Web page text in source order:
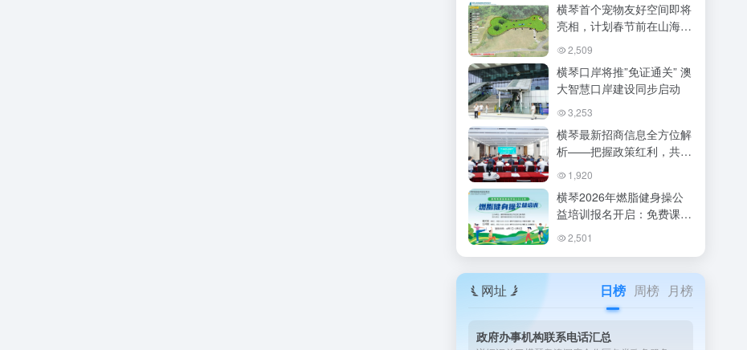
横琴首个宠物友好空间即将
亮相，计划春节前在山海驿
站建成
2,509
横琴口岸将推”免证通关” 澳
大智慧口岸建设同步启动
3,253
横琴最新招商信息全方位解
析——把握政策红利，共创
湾区未来
1,920
横琴2026年燃脂健身操公
益培训报名开启：免费课
程，抽签录取
2,501
网址 日榜 周榜 月榜
政府办事机构联系电话汇总